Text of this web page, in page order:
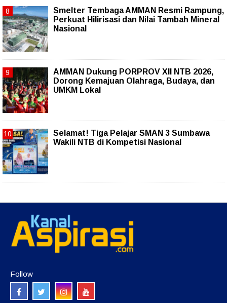
Smelter Tembaga AMMAN Resmi Rampung,
Perkuat Hilirisasi dan Nilai Tambah Mineral
Nasional
AMMAN Dukung PORPROV XII NTB 2026,
Dorong Kemajuan Olahraga, Budaya, dan
UMKM Lokal
Selamat! Tiga Pelajar SMAN 3 Sumbawa
Wakili NTB di Kompetisi Nasional
Follow